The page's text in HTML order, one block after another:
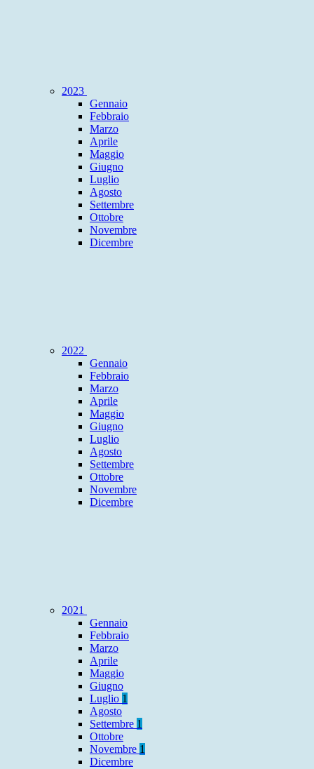
2023
Gennaio
Febbraio
Marzo
Aprile
Maggio
Giugno
Luglio
Agosto
Settembre
Ottobre
Novembre
Dicembre
2022
Gennaio
Febbraio
Marzo
Aprile
Maggio
Giugno
Luglio
Agosto
Settembre
Ottobre
Novembre
Dicembre
2021
Gennaio
Febbraio
Marzo
Aprile
Maggio
Giugno
Luglio 1
Agosto
Settembre 1
Ottobre
Novembre 1
Dicembre